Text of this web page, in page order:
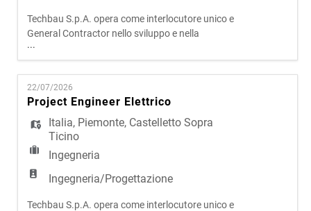
Techbau S.p.A. opera come interlocutore unico e
General Contractor nello sviluppo e nella
realizzazione di progetti complessi in ambito civile
e infrastrutturale. Attraverso un modello
operativo integrato, che riunisce progettazione,
sviluppo e costruzione, l'azienda presidia l'intero
ciclo di vita degli interventi, assicurando elevati
livelli qual
...
22/07/2026
Project Engineer Elettrico
Italia, Piemonte, Castelletto Sopra
Ticino
Ingegneria
Ingegneria/Progettazione
Techbau S.p.A. opera come interlocutore unico e